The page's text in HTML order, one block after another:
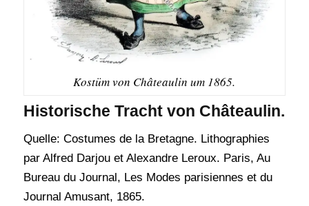
Kostüm von Châteaulin um 1865.
Historische Tracht von Châteaulin.
Quelle: Costumes de la Bretagne. Lithographies
par Alfred Darjou et Alexandre Leroux. Paris, Au
Bureau du Journal, Les Modes parisiennes et du
Journal Amusant, 1865.